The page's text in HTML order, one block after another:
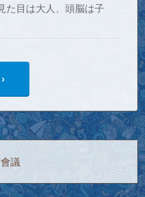
た目は大人、頭脳は子
議